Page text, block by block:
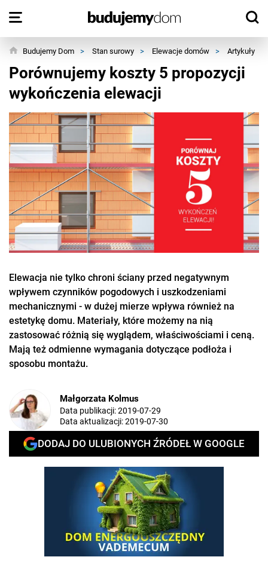
Budujemy Dom > Stan surowy > Elewacje domów > Artykuły
Porównujemy koszty 5 propozycji
wykończenia elewacji
Elewacja nie tylko chroni ściany przed negatywnym
wpływem czynników pogodowych i uszkodzeniami
mechanicznymi - w dużej mierze wpływa również na
estetykę domu. Materiały, które możemy na nią
zastosować różnią się wyglądem, właściwościami i ceną.
Mają też odmienne wymagania dotyczące podłoża i
sposobu montażu.
Małgorzata Kolmus
Data publikacji:2019-07-29
Data aktualizacji:2019-07-30
DODAJ DO ULUBIONYCH ŹRÓDEŁ W GOOGLE